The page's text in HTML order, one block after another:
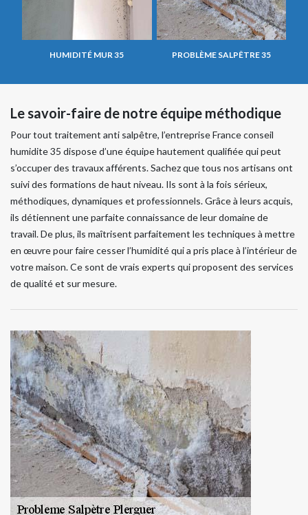
HUMIDITÉ MUR 35 PROBLÈME SALPÊTRE 35
Le savoir-faire de notre équipe méthodique
Pour tout traitement anti salpêtre, l’entreprise France conseil
humidite 35 dispose d’une équipe hautement qualifiée qui peut
s’occuper des travaux afférents. Sachez que tous nos artisans ont
suivi des formations de haut niveau. Ils sont à la fois sérieux,
méthodiques, dynamiques et professionnels. Grâce à leurs acquis,
ils détiennent une parfaite connaissance de leur domaine de
travail. De plus, ils maîtrisent parfaitement les techniques à mettre
en œuvre pour faire cesser l’humidité qui a pris place à l’intérieur de
votre maison. Ce sont de vrais experts qui proposent des services
de qualité et sur mesure.